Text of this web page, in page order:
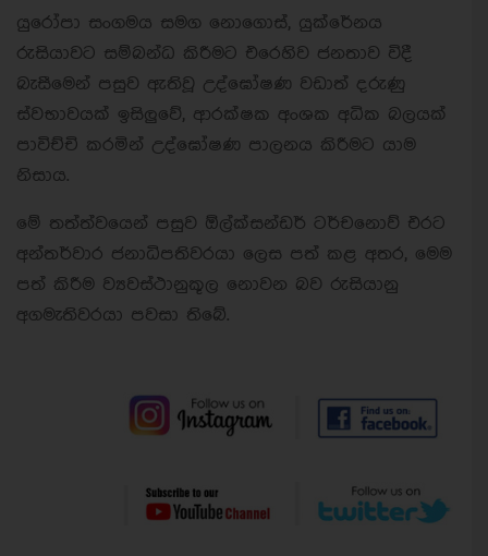
යුරෝපා සංගමය සමග නොගොස්, යුක්රේනය
රුසියාවට සම්බන්ධ කිරීමට එරෙහිව ජනතාව විදී
බැසීමෙන් පසුව ඇතිවූ උද්ඝෝෂණ වඩාත් දරුණු
ස්වභාවයක් ඉසිලුවේ, ආරක්ෂක අංශක අධික බලයක්
පාවිච්චි කරමින් උද්ඝෝෂණ පාලනය කිරීමට යාම
නිසාය.
මේ තත්ත්වයෙන් පසුව ඕල්ක්සන්ඩර් ටර්චනොව් එරට
අන්තර්වාර ජනාධිපතිවරයා ලෙස පත් කළ අතර, මෙම
පත් කිරීම ව්‍යවස්ථානුකූල නොවන බව රුසියානු
අගමැතිවරයා පවසා තිබේ.